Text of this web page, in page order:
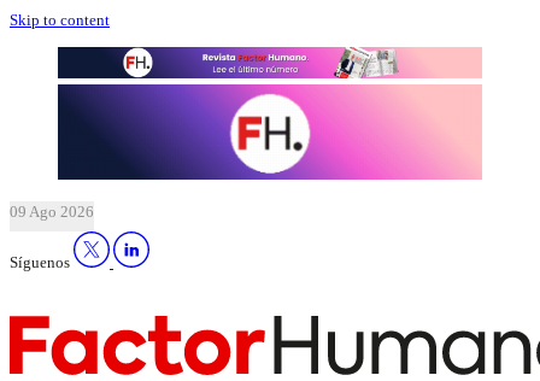
Skip to content
09 Ago 2026
Síguenos